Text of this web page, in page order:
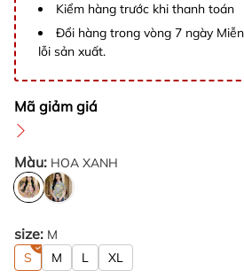
Kiểm hàng trước khi thanh toán
Đổi hàng trong vòng 7 ngày
lỗi sản xuất.
Mã giảm giá
Màu: HOA XANH
size: M
S
M L XL